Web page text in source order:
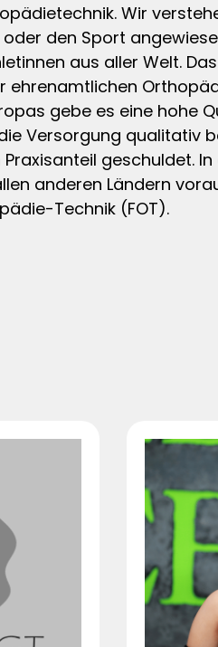
Wir
den Sport
aus aller Welt.
ehrenamtlichen
gebe es eine hohe
Versorgung qualitativ
geschuldet.
anderen Ländern
Technik (FOT).